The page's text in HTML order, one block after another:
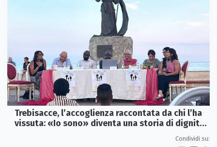
Trebisacce, l’accoglienza raccontata da chi l’ha
vissuta: «Io sono» diventa una storia di dignità
Condividi su: